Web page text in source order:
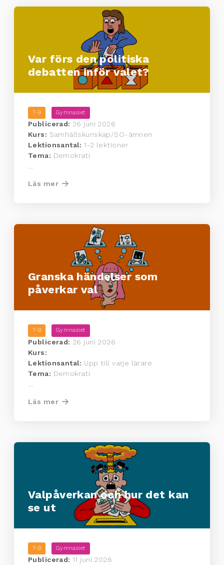
Var förs den politiska
debatten inför valet?
7-9 Gymnasiet
Publicerad: 26 juni 2026
Kurs: Samhällskunskap/SO-ämnen
Lektionsantal: 1-2 lektioner
Tema: Demokrati
Läs mer
Granska händelser som
påverkar val
7-9 Gymnasiet
Publicerad: 26 juni 2026
Kurs:
Lektionsantal: Upp till varje lärare
Tema: Demokrati
Läs mer
Valpåverkan och hur det kan
se ut
7-9 Gymnasiet
Publicerad: 11 juni 2026